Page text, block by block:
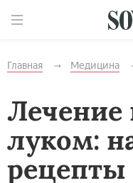
Главная Медицина
Лечение
луком:
рецепты